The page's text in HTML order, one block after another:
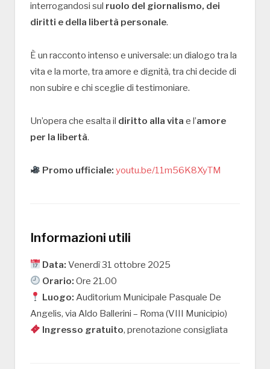
interrogandosi sul ruolo del giornalismo, dei
diritti e della libertà personale.
È un racconto intenso e universale: un dialogo tra la
vita e la morte, tra amore e dignità, tra chi decide di
non subire e chi sceglie di testimoniare.
Un’opera che esalta il diritto alla vita e l’amore
per la libertà.
Promo ufficiale: youtu.be/11m56K8XyTM
Informazioni utili
Data: Venerdì 31 ottobre 2025
Orario: Ore 21.00
Luogo: Auditorium Municipale Pasquale De
Angelis, via Aldo Ballerini – Roma (VIII Municipio)
Ingresso gratuito, prenotazione consigliata